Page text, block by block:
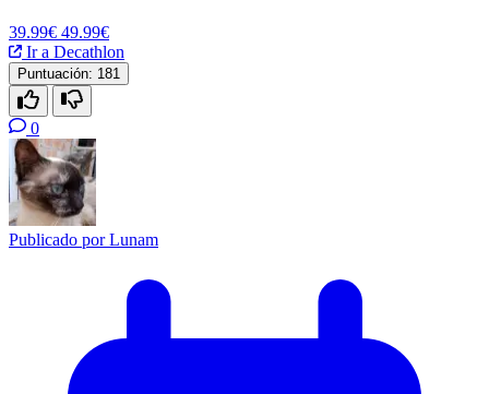
39.99€ 49.99€
Ir a Decathlon
Puntuación: 181
0
Publicado porLunam